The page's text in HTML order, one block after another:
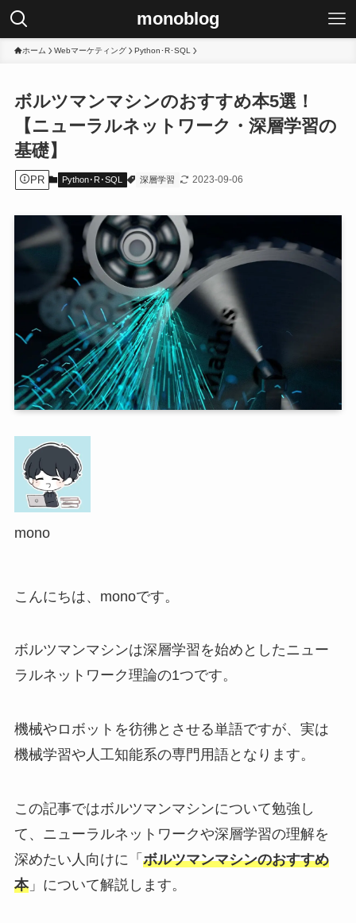
monoblog
ホーム Webマーケティング Python･R･SQL
ボルツマンマシンのおすすめ本5選！
【ニューラルネットワーク・深層学習の
基礎】
PR Python･R･SQL 深層学習 2023-09-06
mono
こんにちは、monoです。
ボルツマンマシンは深層学習を始めとしたニュー
ラルネットワーク理論の1つです。
機械やロボットを彷彿とさせる単語ですが、実は
機械学習や人工知能系の専門用語となります。
この記事ではボルツマンマシンについて勉強し
て、ニューラルネットワークや深層学習の理解を
深めたい人向けに「 ボルツマンマシンのおすすめ
本」について解説します。